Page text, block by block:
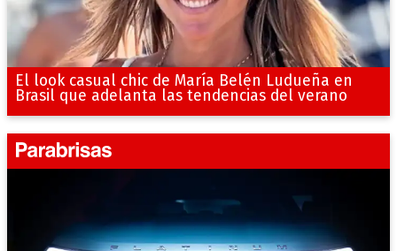
El look casual chic de María Belén Ludueña en
Brasil que adelanta las tendencias del verano